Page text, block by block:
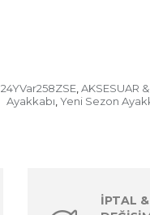
24YVar258ZSE, AKSESUAR
Ayakkabı, Yeni Sezon
İPTAL &